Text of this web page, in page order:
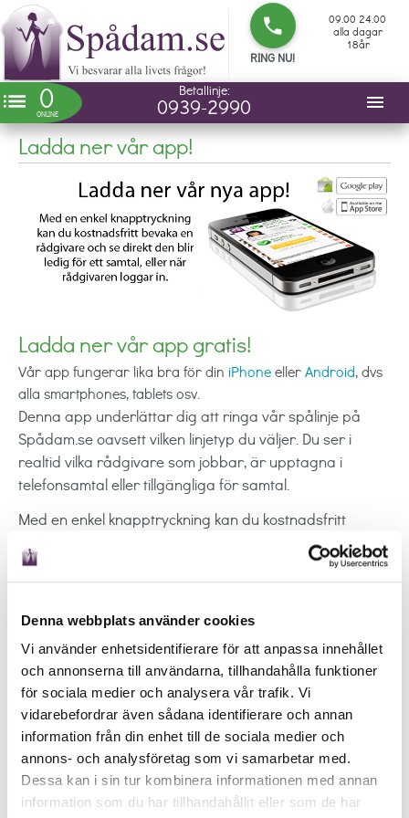
Denna webbplats använder cookies
Vi använder enhetsidentifierare för att anpassa innehållet
och annonserna till användarna, tillhandahålla funktioner
för sociala medier och analysera vår trafik. Vi
vidarebefordrar även sådana identifierare och annan
information från din enhet till de sociala medier och
annons- och analysföretag som vi samarbetar med.
Dessa kan i sin tur kombinera informationen med annan
information som du har tillhandahållit eller som de har
phone
RING NU!
09.00 24.00
alla dagar
18år
list 0
ONLINE
Betallinje:
0939-2990 menu
Ladda ner vår app!
Ladda ner vår app gratis!
Vår app fungerar lika bra för din iPhoneellerAndroid, dvs
alla smartphones, tablets osv.
Denna app underlättar dig att ringa vår spålinje på
Spådam.se oavsett vilken linjetyp du väljer. Du ser i
realtid vilka rådgivare som jobbar, är upptagna i
telefonsamtal eller tillgängliga för samtal.
Med en enkel knapptryckning kan du kostnadsfritt
bevaka en rådgivare och se direkt den blir ledig för ett
samtal, eller när rådgivaren loggar in.
app direkt till din telefon.
Senaste på
bloggen
Om attraktion och lagen att
attrahera mera //
Få hjälp med
Arbete
Coachning
Ekonomi